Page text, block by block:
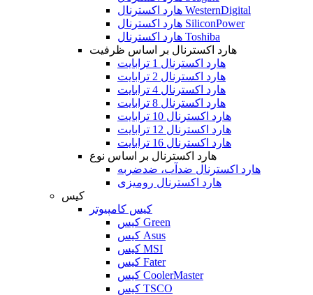
هارد اکسترنال WesternDigital
هارد اکسترنال SiliconPower
هارد اکسترنال Toshiba
هارد اکسترنال بر اساس ظرفیت
هارد اکسترنال 1 ترابایت
هارد اکسترنال 2 ترابایت
هارد اکسترنال 4 ترابایت
هارد اکسترنال 8 ترابایت
هارد اکسترنال 10 ترابایت
هارد اکسترنال 12 ترابایت
هارد اکسترنال 16 ترابایت
هارد اکسترنال بر اساس نوع
هارد اکسترنال ضدآب، ضدضربه
هارد اکسترنال رومیزی
کیس
کیس کامپیوتر
کیس Green
کیس Asus
کیس MSI
کیس Fater
کیس CoolerMaster
کیس TSCO